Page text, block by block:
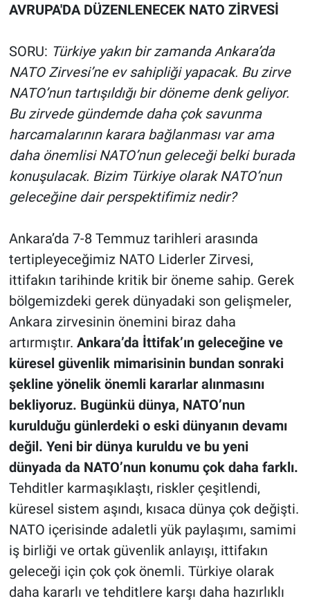
AVRUPA'DA DÜZENLENECEK NATO ZİRVESİ
SORU: Türkiye yakın bir zamanda Ankara’da
NATO Zirvesi’ne ev sahipliği yapacak. Bu zirve
NATO’nun tartışıldığı bir döneme denk geliyor.
Bu zirvede gündemde daha çok savunma
harcamalarının karara bağlanması var ama
daha önemlisi NATO’nun geleceği belki burada
konuşulacak. Bizim Türkiye olarak NATO’nun
geleceğine dair perspektifimiz nedir?
Ankara’da 7-8 Temmuz tarihleri arasında
tertipleyeceğimiz NATO Liderler Zirvesi,
ittifakın tarihinde kritik bir öneme sahip. Gerek
bölgemizdeki gerek dünyadaki son gelişmeler,
Ankara zirvesinin önemini biraz daha
artırmıştır. Ankara’da İttifak’ın geleceğine ve
küresel güvenlik mimarisinin bundan sonraki
şekline yönelik önemli kararlar alınmasını
bekliyoruz. Bugünkü dünya, NATO’nun
kurulduğu günlerdeki o eski dünyanın devamı
değil. Yeni bir dünya kuruldu ve bu yeni
dünyada da NATO’nun konumu çok daha farklı.
Tehditler karmaşıklaştı, riskler çeşitlendi,
küresel sistem aşındı, kısaca dünya çok değişti.
NATO içerisinde adaletli yük paylaşımı, samimi
iş birliği ve ortak güvenlik anlayışı, ittifakın
geleceği için çok çok önemli. Türkiye olarak
daha kararlı ve tehditlere karşı daha hazırlıklı